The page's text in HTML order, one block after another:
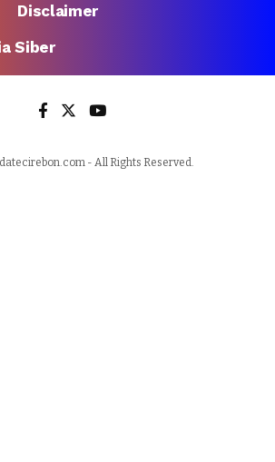
Disclaimer
Siber
- All Rights Reserved.